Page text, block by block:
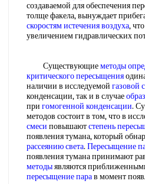
создаваемой для обеспечения
толще факела, вынуждает
скоростямистечения воздуха, что
увеличением гидравлических
Существующиеметоды
критического пересыщения
наличии в исследуемой газовой
конденсации, так и в случае
при гомогенной конденсации.
методов состоит в том, что в
смеси повышаютстепень
появления тумана, который
рассеянию света. Пересыщение
появления тумана принимают
методыявляются
пересыщение парав момент